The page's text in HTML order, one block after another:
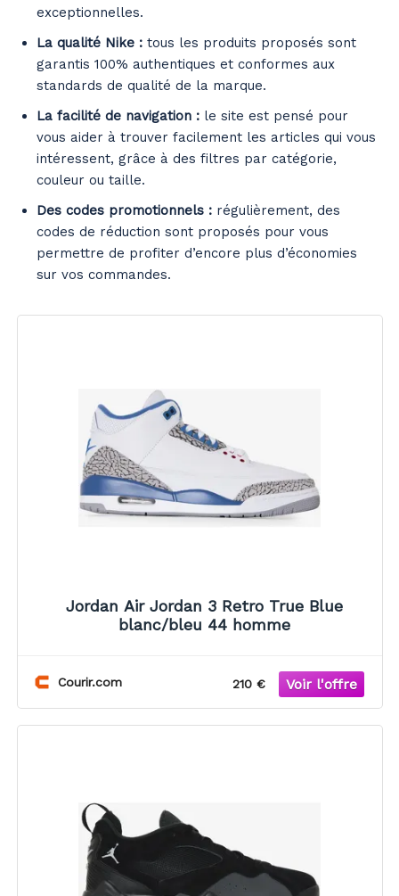
exceptionnelles.
La qualité Nike : tous les produits proposés sont
garantis 100% authentiques et conformes aux
standards de qualité de la marque.
La facilité de navigation : le site est pensé pour
vous aider à trouver facilement les articles qui vous
intéressent, grâce à des filtres par catégorie,
couleur ou taille.
Des codes promotionnels : régulièrement, des
codes de réduction sont proposés pour vous
permettre de profiter d’encore plus d’économies
sur vos commandes.
Jordan Air Jordan 3 Retro True Blue
blanc/bleu 44 homme
Courir.com 210 €